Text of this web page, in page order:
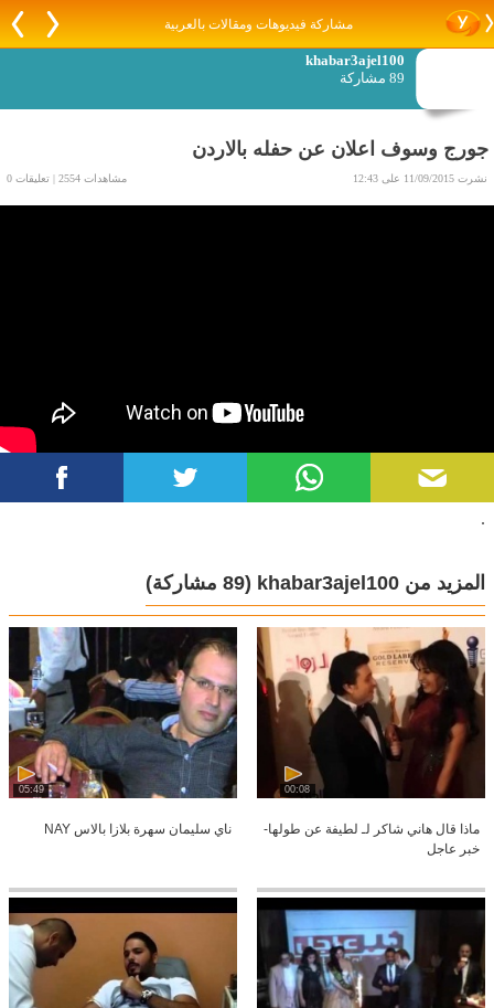
مشاركة فيديوهات ومقالات بالعربية
khabar3ajel100
89 مشاركة
جورج وسوف اعلان عن حفله بالاردن
نشرت 11/09/2015 على 12:43 مشاهدات 2554 | تعليقات 0
.
المزيد من khabar3ajel100 (89 مشاركة)
00:08
ماذا قال هاني شاكر لـ لطيفة عن طولها-
خبر عاجل
05:49
ناي سليمان سهرة بلازا بالاس NAY